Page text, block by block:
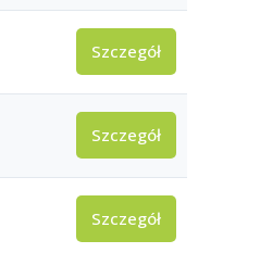
Szczegół
Szczegół
Szczegół